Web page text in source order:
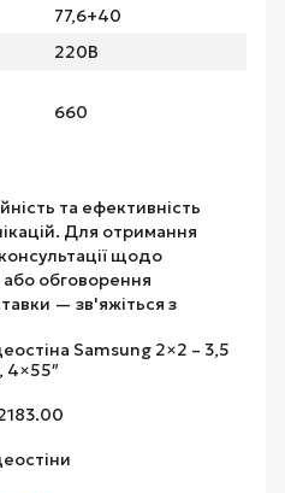
77,6+40
220В
660
та ефективність
Для отримання
щодо
обговорення
— зв'яжіться з
Samsung 2×2 – 3,5
4×55″